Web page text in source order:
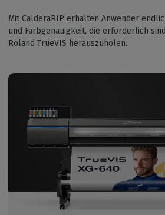
Mit CalderaRIP erhalten Anwender
und Farbgenauigkeit, die erforderlich
Roland TrueVIS herauszuholen.